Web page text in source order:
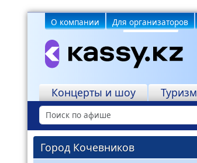
О компании Для организаторов
Учреждения
Концерты и шоу Туризм
Город Кочевников